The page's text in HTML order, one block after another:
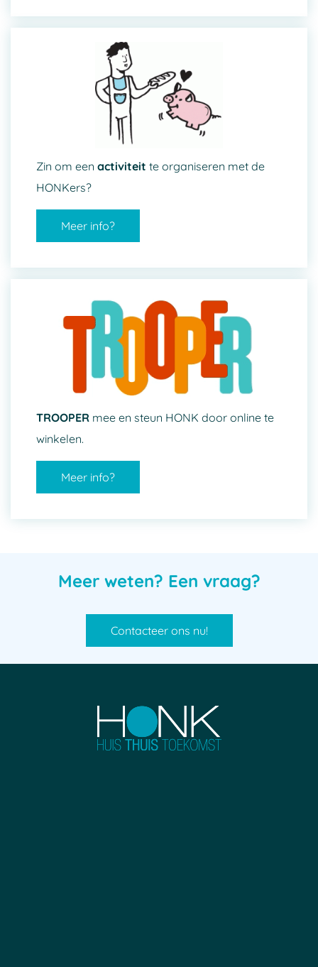
Zin om een activiteit te organiseren met de
HONKers?
Meer info?
TROOPER mee en steun HONK door online te
winkelen.
Meer info?
Meer weten? Een vraag?
Contacteer ons nu!